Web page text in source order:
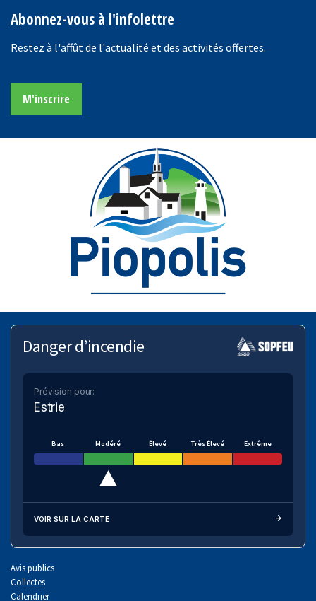
Abonnez-vous à l'infolettre
Restez à l'affût de l'actualité et des activités offertes.
M'inscrire
Danger d’incendie
Prévision pour:
Estrie
Bas Modéré Élevé Très Élevé Extrême
VOIR SUR LA CARTE
Avis publics
Collectes
Calendrier